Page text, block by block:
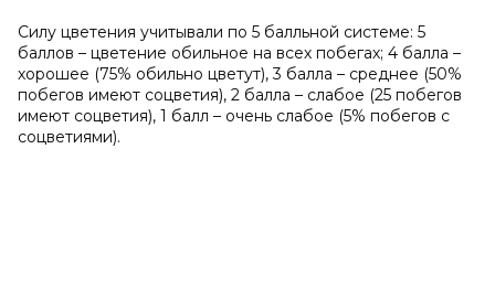
Силу цветения учитывали по 5 балльной системе: 5
баллов – цветение обильное на всех побегах; 4 балла –
хорошее (75% обильно цветут), 3 балла – среднее (50%
побегов имеют соцветия), 2 балла – слабое (25 побегов
имеют соцветия), 1 балл – очень слабое (5% побегов с
соцветиями).